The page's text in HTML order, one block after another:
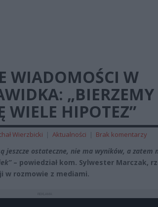
WIADOMOŚCI W
„BIERZEMY
WIELE HIPOTEZ”
Wierzbicki | Aktualności | Brak komentarzy
jeszcze ostateczne, nie ma wyników, a zatem
– powiedział kom. Sylwester Marczak,
w rozmowie z mediami.